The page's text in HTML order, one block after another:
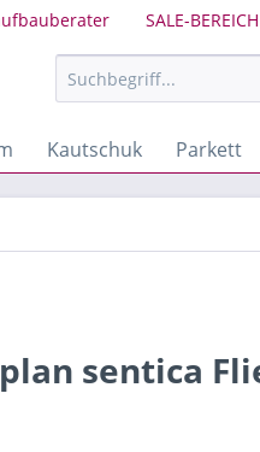
SALE-BEREICH
Kautschuk Parkett
sentica